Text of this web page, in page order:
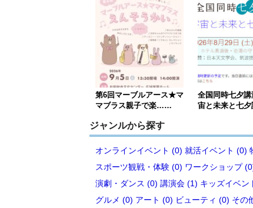
第6回マーブルアース★マ
マブラス親子で楽……
全国同時七夕
宙と未来と七
ジャンルから探す
オンラインイベント (0) 就活イベント (0)
スポーツ観戦・体験 (0) ワークショップ
演劇・ダンス (0) 講演会 (1) キッズイベン
グルメ (0) アート (0) ビューティ (0) その